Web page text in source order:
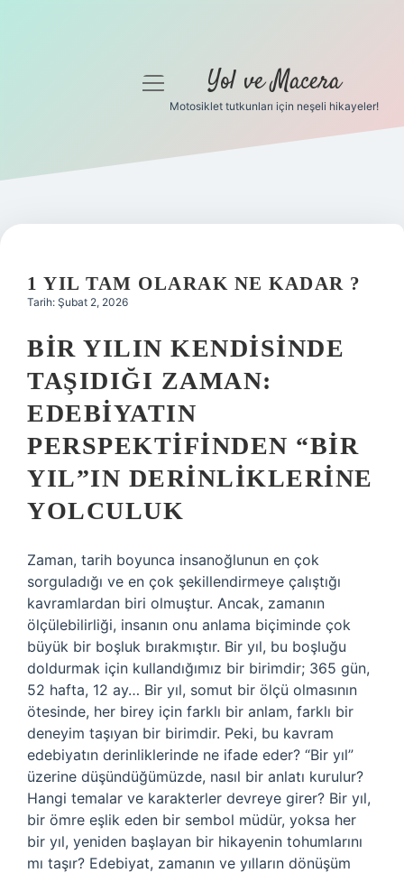
Gizlilik Politikası
Yasal Uyarı
menüyü
Yol ve Macera
Motosiklet tutkunları için neşeli hikayeler!
1 YIL TAM OLARAK NE KADAR ?
Tarih: Şubat 2, 2026
BIR YILIN KENDISINDE
TAŞIDIĞI ZAMAN:
EDEBIYATIN
PERSPEKTIFINDEN “BIR
YIL”IN DERINLIKLERINE
YOLCULUK
Zaman, tarih boyunca insanoğlunun en çok
sorguladığı ve en çok şekillendirmeye çalıştığı
kavramlardan biri olmuştur. Ancak, zamanın
ölçülebilirliği, insanın onu anlama biçiminde çok
büyük bir boşluk bırakmıştır. Bir yıl, bu boşluğu
doldurmak için kullandığımız bir birimdir; 365 gün,
52 hafta, 12 ay… Bir yıl, somut bir ölçü olmasının
ötesinde, her birey için farklı bir anlam, farklı bir
deneyim taşıyan bir birimdir. Peki, bu kavram
edebiyatın derinliklerinde ne ifade eder? “Bir yıl”
üzerine düşündüğümüzde, nasıl bir anlatı kurulur?
Hangi temalar ve karakterler devreye girer? Bir yıl,
bir ömre eşlik eden bir sembol müdür, yoksa her
bir yıl, yeniden başlayan bir hikayenin tohumlarını
mı taşır? Edebiyat, zamanın ve yılların dönüşüm